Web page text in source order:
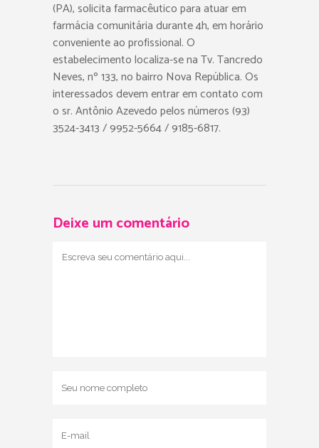
(PA), solicita farmacêutico para atuar em
farmácia comunitária durante 4h, em horário
conveniente ao profissional. O
estabelecimento localiza-se na Tv. Tancredo
Neves, nº 133, no bairro Nova República. Os
interessados devem entrar em contato com
o sr. Antônio Azevedo pelos números (93)
3524-3413 / 9952-5664 / 9185-6817.
Deixe um comentário